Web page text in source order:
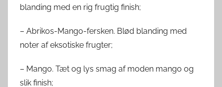
blanding med en rig frugtig finish;
– Abrikos-Mango-fersken. Blød blanding med
noter af eksotiske frugter;
– Mango. Tæt og lys smag af moden mango og
slik finish;